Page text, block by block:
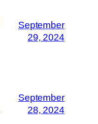
September
29, 2024
September
28, 2024